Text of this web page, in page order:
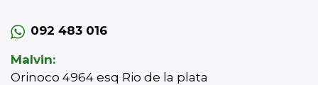
092 483 016
Malvin:
Orinoco 4964 esq Rio de la plata